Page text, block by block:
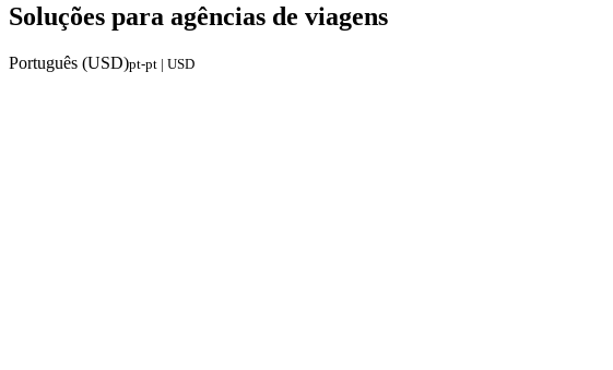
Soluções para agências de viagens
Português (USD)pt-pt | USD